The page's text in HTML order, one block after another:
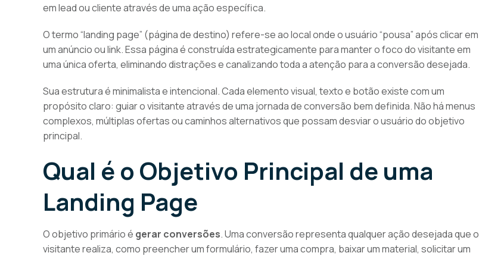
em lead ou cliente através de uma ação específica.
O termo “landing page” (página de destino) refere-se ao local onde o usuário “pousa” após clicar em
um anúncio ou link. Essa página é construída estrategicamente para manter o foco do visitante em
uma única oferta, eliminando distrações e canalizando toda a atenção para a conversão desejada.
Sua estrutura é minimalista e intencional. Cada elemento visual, texto e botão existe com um
propósito claro: guiar o visitante através de uma jornada de conversão bem definida. Não há menus
complexos, múltiplas ofertas ou caminhos alternativos que possam desviar o usuário do objetivo
principal.
Qual é o Objetivo Principal de uma
Landing Page
O objetivo primário é gerar conversões. Uma conversão representa qualquer ação desejada que o
visitante realiza, como preencher um formulário, fazer uma compra, baixar um material, solicitar um